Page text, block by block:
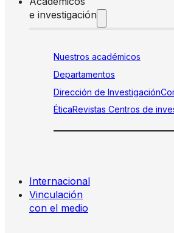
e investigación
Nuestros académicos
Departamentos
Dirección de Investigación
ÉticaRevistas Centros de
Internacional
Vinculación
con el medio